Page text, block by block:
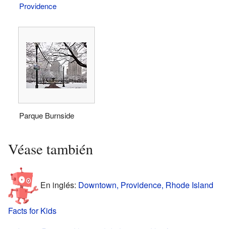
Providence
Parque Burnside
Véase también
En inglés: Downtown, Providence, Rhode Island
Facts for Kids